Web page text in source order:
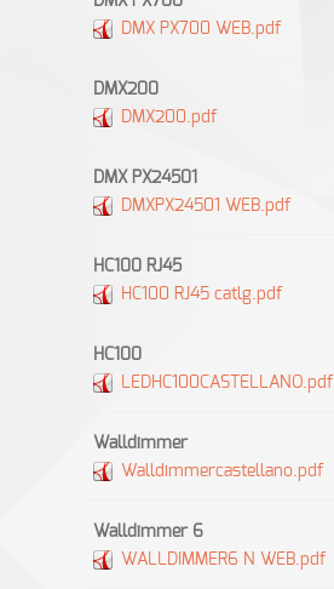
DMX PX700 WEB.pdf
DMX200
DMX200.pdf
DMX PX24501
DMXPX24501 WEB.pdf
HC100 RJ45
HC100 RJ45 catlg.pdf
HC100
LEDHC100CASTELLANO.pdf
Walldimmer
Walldimmercastellano.pdf
Walldimmer 6
WALLDIMMER6 N WEB.pdf